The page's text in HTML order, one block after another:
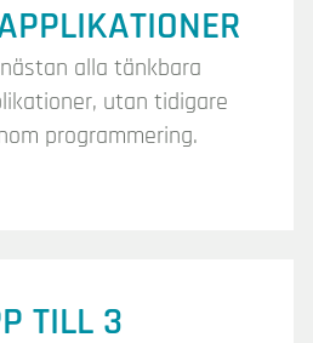
alla tänkbara
utan tidigare
programmering.
TILL 3